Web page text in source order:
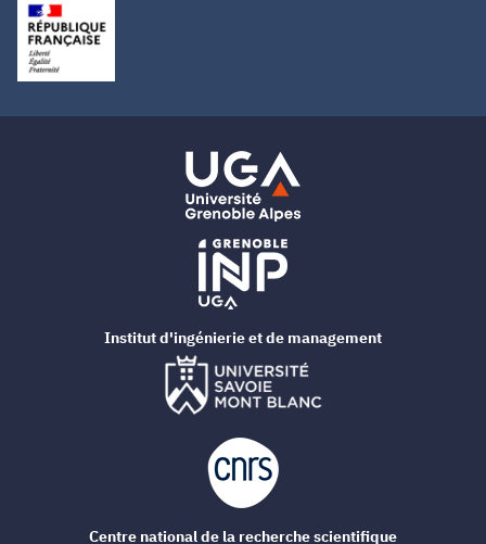
Institut d'ingénierie et de management
Centre national de la recherche scientifique